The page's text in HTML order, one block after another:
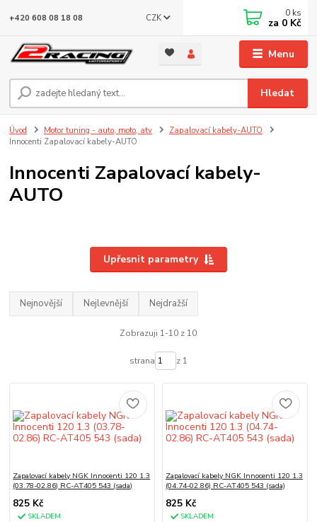
Menu
CZK
Hledat
+420 608 08 18 08 0 ks
za 0 Kč
Úvod Motor tuning - auto, moto, atv
Zapalovací kabely-AUTO
Innocenti Zapalovací kabely-AUTO
Innocenti Zapalovací kabely-
AUTO
Upřesnit parametry
Nejnovější Nejlevnější Nejdražší
Zobrazuji 1-10 z 10
strana z 1
Zapalovací kabely NGK Innocenti 120 1.3
(03.78-02.86) RC-AT405 543 (sada)
825 Kč
SKLADEM
Zapalovací kabely NGK Innocenti 120 1.3
(04.74-02.86) RC-AT405 543 (sada)
825 Kč
SKLADEM